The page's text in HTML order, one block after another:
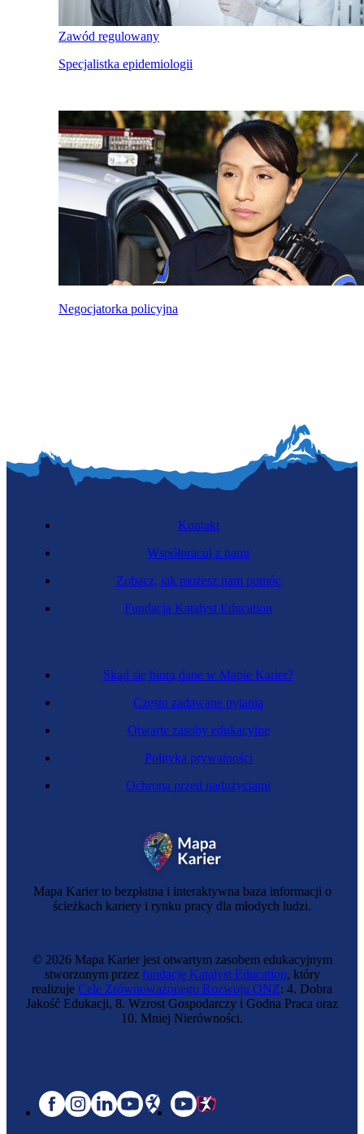
Zawód regulowany
Specjalistka epidemiologii
Negocjatorka policyjna
Mapa Karier to bezpłatna i interaktywna baza informacji o
ścieżkach kariery i rynku pracy dla młodych ludzi.
Skąd się biorą dane w Mapie Karier?
Często zadawane pytania
Otwarte zasoby edukacyjne
Polityka prywatności
Ochrona przed nadużyciami
Kontakt
Współpracuj z nami
Zobacz, jak możesz nam pomóc
Fundacja Katalyst Education
© 2026 Mapa Karier jest otwartym zasobem edukacyjnym
stworzonym przez fundację Katalyst Education, który
realizuje Cele Zrównoważonego Rozwoju ONZ: 4. Dobra
Jakość Edukacji, 8. Wzrost Gospodarczy i Godna Praca oraz
10. Mniej Nierówności.